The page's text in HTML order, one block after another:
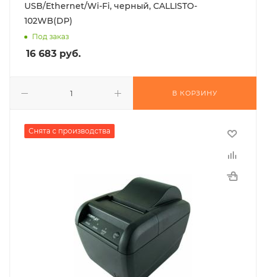
USB/Ethernet/Wi-Fi, черный, CALLISTO-
102WB(DP)
Под заказ
16 683 руб.
В КОРЗИНУ
Снята с производства